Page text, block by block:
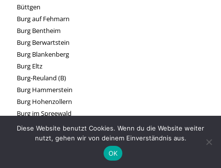
Büttgen
Burg auf Fehmarn
Burg Bentheim
Burg Berwartstein
Burg Blankenberg
Burg Eltz
Burg-Reuland (B)
Burg Hammerstein
Burg Hohenzollern
Burg im Spreewald
Burg Lüdinghausen
Burg Mecklenburg
Diese Website benutzt Cookies. Wenn du die Website weiter
nutzt, gehen wir von deinem Einverständnis aus.
OK